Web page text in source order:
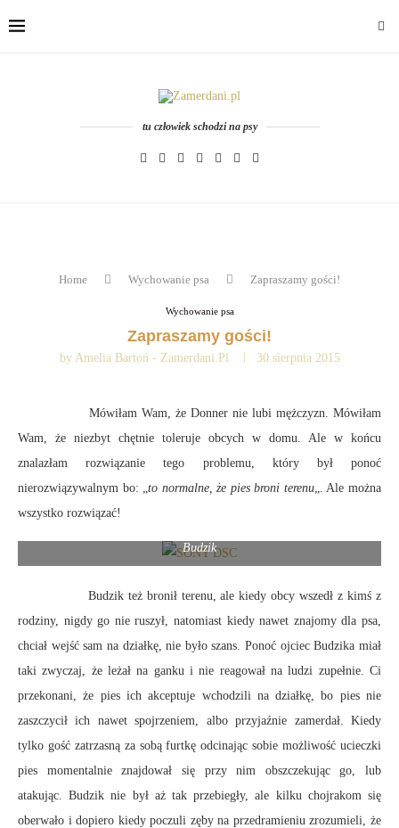
tu człowiek schodzi na psy
Home Wychowanie psa Zapraszamy gości!
Wychowanie psa
Zapraszamy gości!
by Amelia Bartoń - Zamerdani.pl 30 sierpnia 2015
Mówiłam Wam, że Donner nie lubi mężczyzn. Mówiłam
Wam, że niezbyt chętnie toleruje obcych w domu. Ale w końcu
znalazłam rozwiązanie tego problemu, który był ponoć
nierozwiązywalnym bo: „to normalne, że pies broni terenu„. Ale można
wszystko rozwiązać!
Budzik
Budzik też bronił terenu, ale kiedy obcy wszedł z kimś z
rodziny, nigdy go nie ruszył, natomiast kiedy nawet znajomy dla psa,
chciał wejść sam na działkę, nie było szans. Ponoć ojciec Budzika miał
taki zwyczaj, że leżał na ganku i nie reagował na ludzi zupełnie. Ci
przekonani, że pies ich akceptuje wchodzili na działkę, bo pies nie
zaszczycił ich nawet spojrzeniem, albo przyjaźnie zamerdał. Kiedy
tylko gość zatrzasną za sobą furtkę odcinając sobie możliwość ucieczki
pies momentalnie znajdował się przy nim obszczekując go, lub
atakując. Budzik nie był aż tak przebiegły, ale kilku chojrakom się
oberwało i dopiero kiedy poczuli zęby na przedramieniu zrozumieli, że